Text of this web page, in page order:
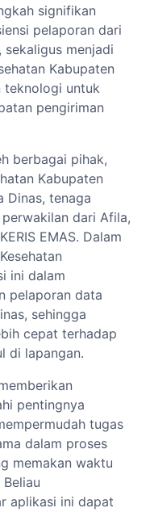
signifikan
pelaporan dari
sekaligus menjadi
Kabupaten
teknologi untuk
pengiriman
berbagai pihak,
Kabupaten
Dinas, tenaga
dari Afila,
EMAS. Dalam
ini dalam
pelaporan data
sehingga
cepat terhadap
di lapangan.
pentingnya
tugas
dalam proses
memakan waktu
aplikasi ini dapat